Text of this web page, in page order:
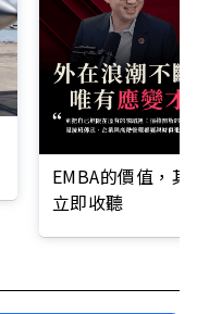
EMBA的價值，
立即收聽